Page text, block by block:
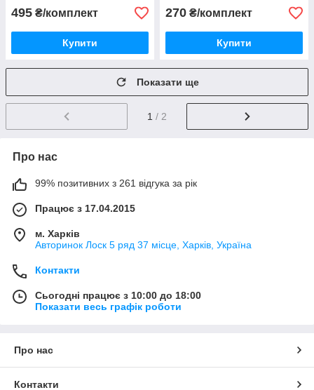
495 ₴/комплект
Купити
270 ₴/комплект
Купити
Показати ще
1 / 2
Про нас
99% позитивних з 261 відгука за рік
Працює з 17.04.2015
м. Харків
Авторинок Лоск 5 ряд 37 місце, Харків, Україна
Контакти
Сьогодні працює з 10:00 до 18:00
Показати весь графік роботи
Про нас
Контакти